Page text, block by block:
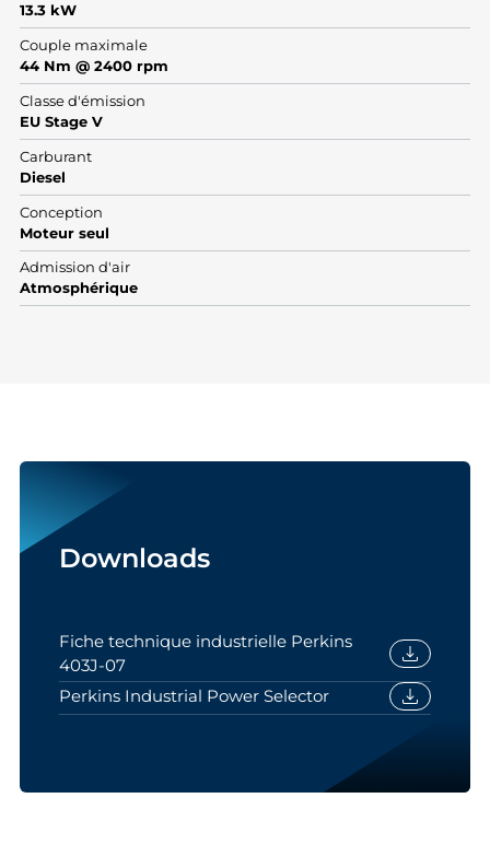
13.3 kW
Couple maximale
44 Nm @ 2400 rpm
Classe d'émission
EU Stage V
Carburant
Diesel
Conception
Moteur seul
Admission d'air
Atmosphérique
Downloads
Fiche technique industrielle Perkins
403J-07
download
Perkins Industrial Power Selector download